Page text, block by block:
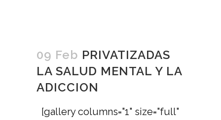
09 Feb PRIVATIZADAS
LA SALUD MENTAL Y LA
ADICCION
[gallery columns="1" size="full"